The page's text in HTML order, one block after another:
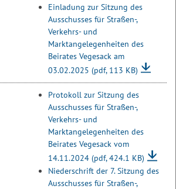
Einladung zur Sitzung des
Ausschusses für Straßen-,
Verkehrs- und
Marktangelegenheiten des
Beirates Vegesack am
03.02.2025 (pdf, 113 KB)
Protokoll zur Sitzung des
Ausschusses für Straßen-,
Verkehrs- und
Marktangelegenheiten des
Beirates Vegesack vom
14.11.2024 (pdf, 424.1 KB)
Niederschrift der 7. Sitzung des
Ausschusses für Straßen-,